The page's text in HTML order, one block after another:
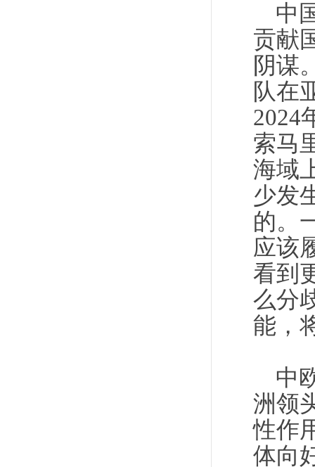
中
贡献
阴谋
队在
2024
索马
海域
少发
的。
应该
看到
么分
能，
中
洲领
性作
体向